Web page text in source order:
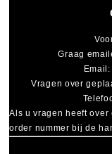
Graag
Email:
Vragen over
Als u vragen heeft
order nummer bij de